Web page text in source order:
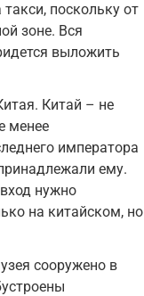
поскольку от
зоне. Вся
выложить
Китай – не
менее
императора
ему.
нужно
на китайском, но
сооружено в